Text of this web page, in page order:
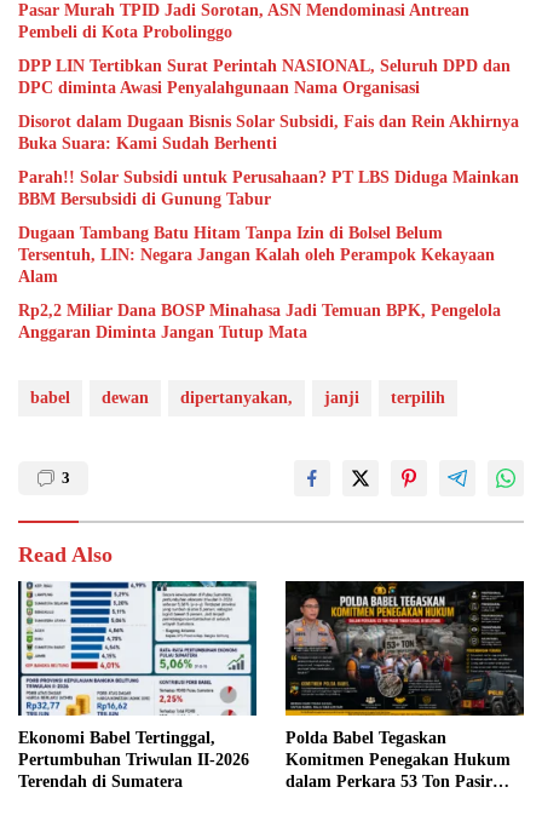
Pasar Murah TPID Jadi Sorotan, ASN Mendominasi Antrean
Pembeli di Kota Probolinggo
DPP LIN Tertibkan Surat Perintah NASIONAL, Seluruh DPD dan
DPC diminta Awasi Penyalahgunaan Nama Organisasi
Disorot dalam Dugaan Bisnis Solar Subsidi, Fais dan Rein Akhirnya
Buka Suara: Kami Sudah Berhenti
Parah!! Solar Subsidi untuk Perusahaan? PT LBS Diduga Mainkan
BBM Bersubsidi di Gunung Tabur
Dugaan Tambang Batu Hitam Tanpa Izin di Bolsel Belum
Tersentuh, LIN: Negara Jangan Kalah oleh Perampok Kekayaan
Alam
Rp2,2 Miliar Dana BOSP Minahasa Jadi Temuan BPK, Pengelola
Anggaran Diminta Jangan Tutup Mata
babel dewan dipertanyakan, janji terpilih
3
Read Also
Ekonomi Babel Tertinggal,
Pertumbuhan Triwulan II-2026
Terendah di Sumatera
Polda Babel Tegaskan
Komitmen Penegakan Hukum
dalam Perkara 53 Ton Pasir